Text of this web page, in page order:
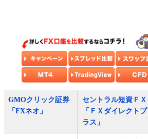
GMOクリック証券
「FXネオ」
セントラル短資ＦＸ
「ＦＸダイレクトプ
ラス」